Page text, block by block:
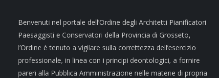
Benvenuti nel portale dell’Ordine degli Architetti Pianificatori
Paesaggisti e Conservatori della Provincia di Grosseto,
l’Ordine è tenuto a vigilare sulla correttezza dell’esercizio
professionale, in linea con i principi deontologici, a fornire
pareri alla Pubblica Amministrazione nelle materie di propria